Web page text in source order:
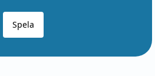
Spela